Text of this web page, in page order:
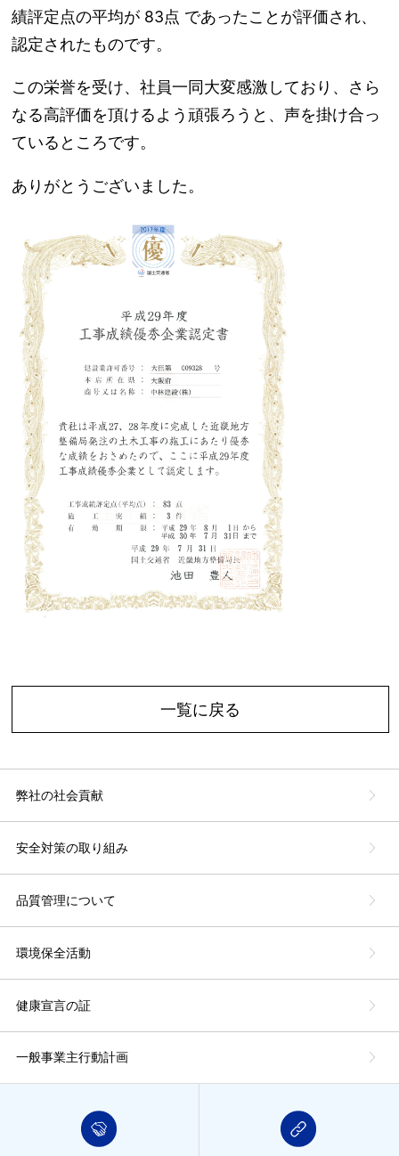
績評定点の平均が 83点 であったことが評価され、
認定されたものです。
この栄誉を受け、社員一同大変感激しており、さら
なる高評価を頂けるよう頑張ろうと、声を掛け合っ
ているところです。
ありがとうございました。
一覧に戻る
弊社の社会貢献
安全対策の取り組み
品質管理について
環境保全活動
健康宣言の証
一般事業主行動計画